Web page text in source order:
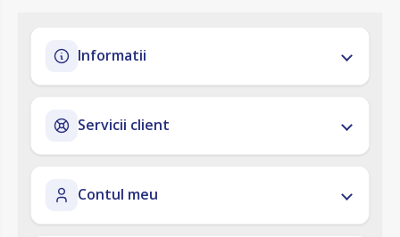
Informatii
Servicii client
Contul meu